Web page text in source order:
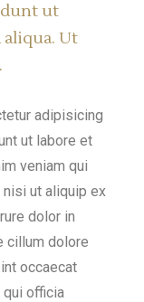
ut
Ut
adipisicing
ut labore et
veniam qui
ut aliquip ex
dolor in
cillum dolore
occaecat
qui officia